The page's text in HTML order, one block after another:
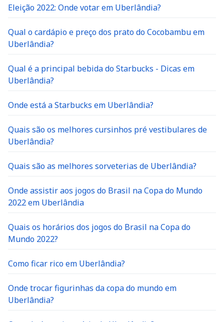
Eleição 2022: Onde votar em Uberlândia?
Qual o cardápio e preço dos prato do Cocobambu em
Uberlândia?
Qual é a principal bebida do Starbucks - Dicas em
Uberlândia?
Onde está a Starbucks em Uberlândia?
Quais são os melhores cursinhos pré vestibulares de
Uberlândia?
Quais são as melhores sorveterias de Uberlândia?
Onde assistir aos jogos do Brasil na Copa do Mundo
2022 em Uberlândia
Quais os horários dos jogos do Brasil na Copa do
Mundo 2022?
Como ficar rico em Uberlândia?
Onde trocar figurinhas da copa do mundo em
Uberlândia?